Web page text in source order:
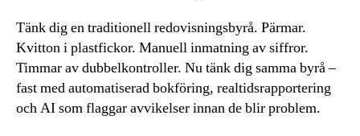
Tänk dig en traditionell redovisningsbyrå. Pärmar.
Kvitton i plastfickor. Manuell inmatning av siffror.
Timmar av dubbelkontroller. Nu tänk dig samma byrå –
fast med automatiserad bokföring, realtidsrapportering
och AI som flaggar avvikelser innan de blir problem.